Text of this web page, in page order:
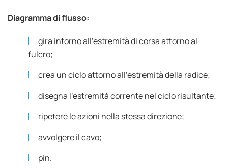
Diagramma di flusso:
gira intorno all'estremità di corsa attorno al
fulcro;
crea un ciclo attorno all'estremità della radice;
disegna l'estremità corrente nel ciclo risultante;
ripetere le azioni nella stessa direzione;
avvolgere il cavo;
pin.